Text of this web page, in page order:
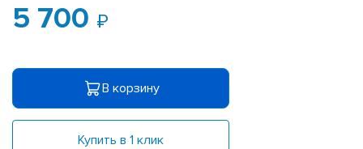
5 700
В корзину
Купить в 1 клик